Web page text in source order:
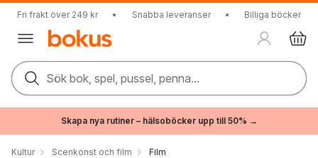
Fri frakt över 249 kr • Snabba leveranser • Billiga böcker
Sök bok, spel, pussel, penna...
Skapa nya rutiner – hälsoböcker upp till 50% →
Kultur Scenkonst och film Film